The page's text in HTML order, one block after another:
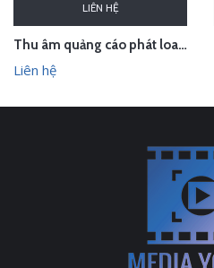
LIÊN HỆ
Thu âm quảng cáo phát loa cho Hội chợ Làng nghề VN 2018
Liên hệ